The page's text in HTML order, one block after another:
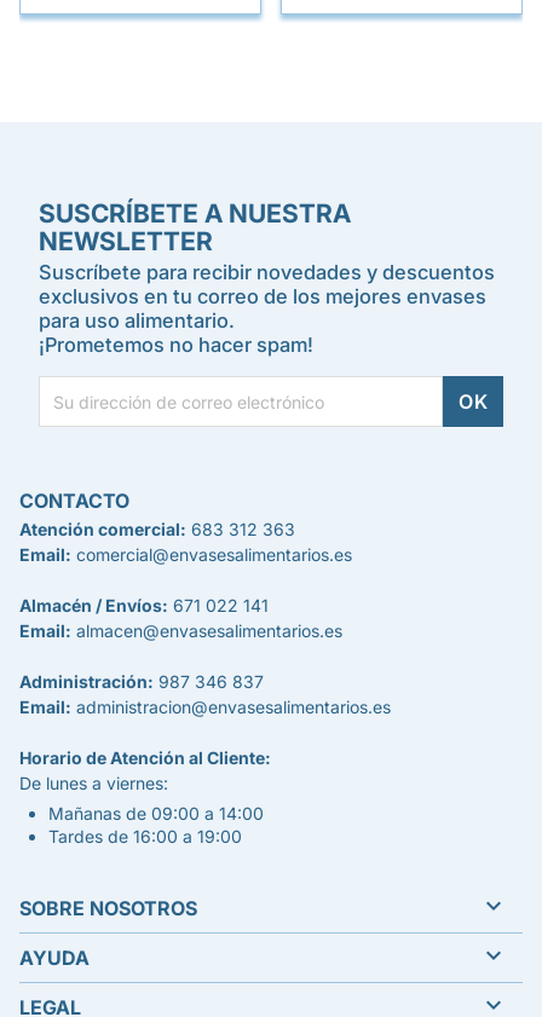
SUSCRÍBETE A NUESTRA
NEWSLETTER
Suscríbete para recibir novedades y descuentos
exclusivos en tu correo de los mejores envases
para uso alimentario.
¡Prometemos no hacer spam!
CONTACTO
Atención comercial: 683 312 363
Email: comercial@envasesalimentarios.es
Almacén / Envíos: 671 022 141
Email: almacen@envasesalimentarios.es
Administración: 987 346 837
Email: administracion@envasesalimentarios.es
Horario de Atención al Cliente:
De lunes a viernes:
Mañanas de 09:00 a 14:00
Tardes de 16:00 a 19:00
SOBRE NOSOTROS 
AYUDA 
LEGAL 